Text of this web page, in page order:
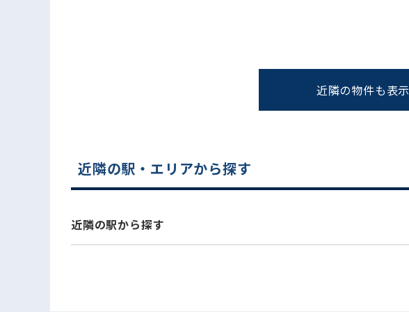
電話でお問い合わせ
近隣の物件も表示
近隣の駅・エリアから探す
近隣の駅から探す